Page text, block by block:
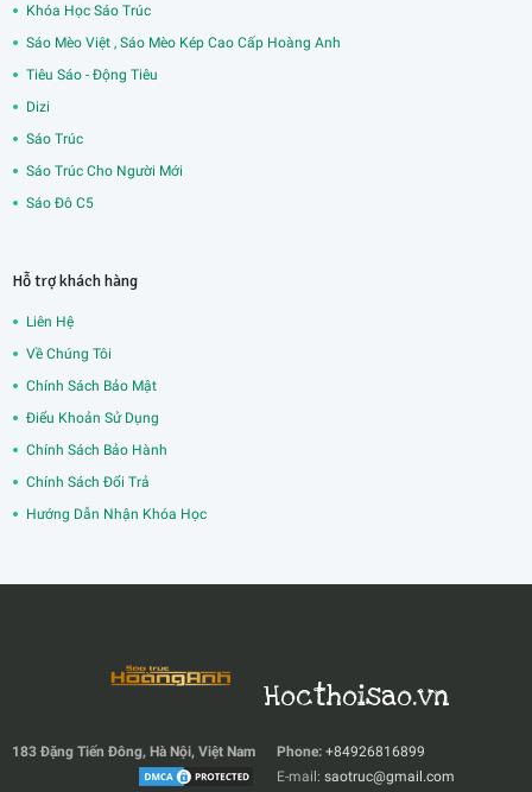
Khóa Học Sáo Trúc
Sáo Mèo Việt , Sáo Mèo Kép Cao Cấp Hoàng Anh
Tiêu Sáo - Động Tiêu
Dizi
Sáo Trúc
Sáo Trúc Cho Người Mới
Sáo Đô C5
Hỗ trợ khách hàng
Liên Hệ
Về Chúng Tôi
Chính Sách Bảo Mật
Điểu Khoản Sử Dụng
Chính Sách Bảo Hành
Chính Sách Đổi Trả
Hướng Dẫn Nhận Khóa Học
Hocthoisao.vn
Phone: +84926816899
E-mail: saotruc@gmail.com
183 Đặng Tiến Đông, Hà Nội, Việt Nam